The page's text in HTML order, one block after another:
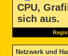
CPU,
sich aus.
Netzwerk und